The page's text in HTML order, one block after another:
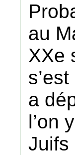
au
XXe
a
l’on
Juifs